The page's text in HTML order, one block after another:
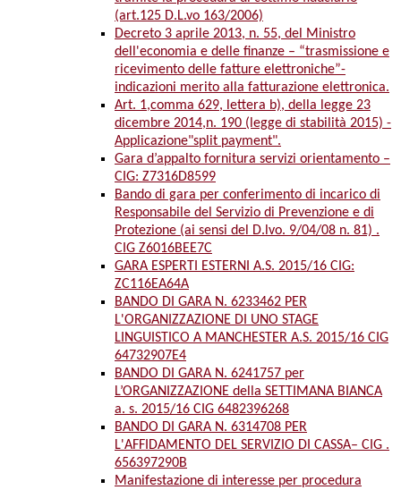
(art.125 D.L.vo 163/2006)
Decreto 3 aprile 2013, n. 55, del Ministro
dell'economia e delle finanze – “trasmissione e
ricevimento delle fatture elettroniche”-
indicazioni merito alla fatturazione elettronica.
Art. 1,comma 629, lettera b), della legge 23
dicembre 2014,n. 190 (legge di stabilità 2015) -
Applicazione"split payment".
Gara d’appalto fornitura servizi orientamento –
CIG: Z7316D8599
Bando di gara per conferimento di incarico di
Responsabile del Servizio di Prevenzione e di
Protezione (ai sensi del D.lvo. 9/04/08 n. 81) .
CIG Z6016BEE7C
GARA ESPERTI ESTERNI A.S. 2015/16 CIG:
ZC116EA64A
BANDO DI GARA N. 6233462 PER
L'ORGANIZZAZIONE DI UNO STAGE
LINGUISTICO A MANCHESTER A.S. 2015/16 CIG
64732907E4
BANDO DI GARA N. 6241757 per
L’ORGANIZZAZIONE della SETTIMANA BIANCA
a. s. 2015/16 CIG 6482396268
BANDO DI GARA N. 6314708 PER
L'AFFIDAMENTO DEL SERVIZIO DI CASSA– CIG .
656397290B
Manifestazione di interesse per procedura